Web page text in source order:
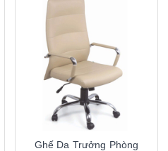
Ghế Da Trưởng Phòng